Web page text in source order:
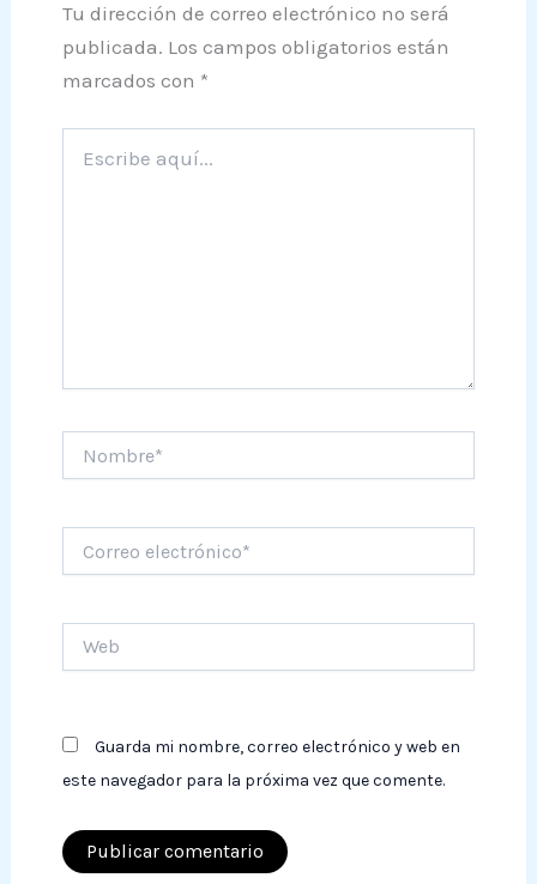
Tu dirección de correo electrónico no será
publicada. Los campos obligatorios están
marcados con *
aquí...
electrónico*
Guarda mi nombre, correo electrónico y web en
este navegador para la próxima vez que comente.